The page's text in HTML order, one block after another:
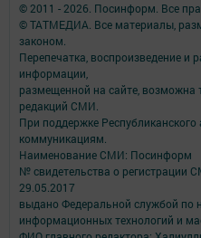
© 2011 - 2026. Посинформ. Все
© ТАТМЕДИА. Все материалы,
законом.
Перепечатка, воспроизведение и
информации,
размещенной на сайте, возможна
редакций СМИ.
При поддержке
коммуникациям.
Наименование СМИ: Посинформ
№ свидетельства о
29.05.2017
выдано Федеральной службой по
информационных технологий и